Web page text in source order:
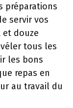
préparations
servir vos
et douze
tous les
les bons
repas en
au travail du